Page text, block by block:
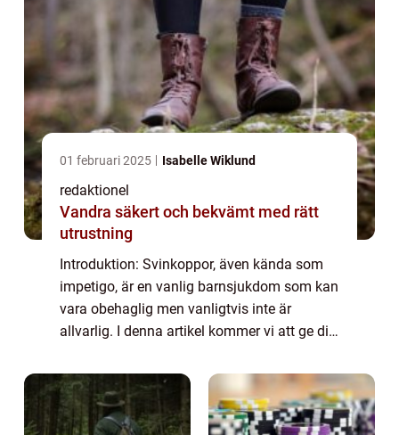
01 februari 2025 Isabelle Wiklund
redaktionel
Vandra säkert och bekvämt med rätt
utrustning
Introduktion: Svinkoppor, även kända som
impetigo, är en vanlig barnsjukdom som kan
vara obehaglig men vanligtvis inte är
allvarlig. I denna artikel kommer vi att ge dig
hos barn, inklusive vad det är, vilka t...